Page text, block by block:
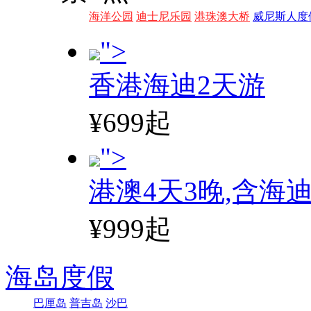
海洋公园 迪士尼乐园 港珠澳大桥 威尼斯人度
">
香港海迪2天游
¥699起
">
港澳4天3晚,含海
¥999起
海岛度假
巴厘岛 普吉岛 沙巴